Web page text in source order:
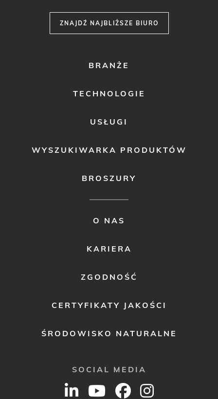
ZNAJDŹ NAJBLIŻSZE BIURO
BRANŻE
TECHNOLOGIE
USŁUGI
WYSZUKIWARKA PRODUKTÓW
BROSZURY
O NAS
KARIERA
ZGODNOŚĆ
CERTYFIKATY JAKOŚCI
ŚRODOWISKO NATURALNE
SOCIAL MEDIA